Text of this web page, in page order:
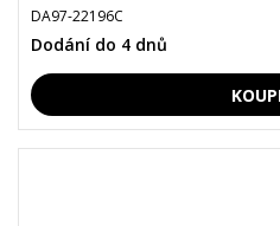
DA97-22196C
Dodání do 4 dnů